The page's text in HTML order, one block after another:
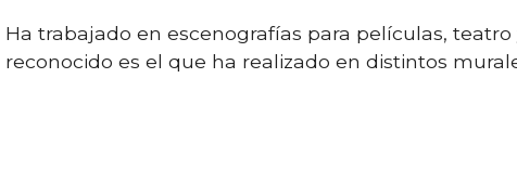
Ha trabajado en escenografías para películas,
reconocido es el que ha realizado en distintos